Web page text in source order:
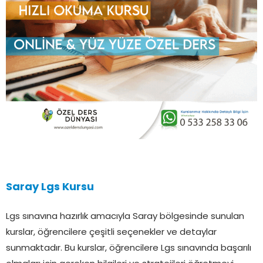
Saray Lgs Kursu
Lgs sınavına hazırlık amacıyla Saray bölgesinde sunulan
kurslar, öğrencilere çeşitli seçenekler ve detaylar
sunmaktadır. Bu kurslar, öğrencilere Lgs sınavında başarılı